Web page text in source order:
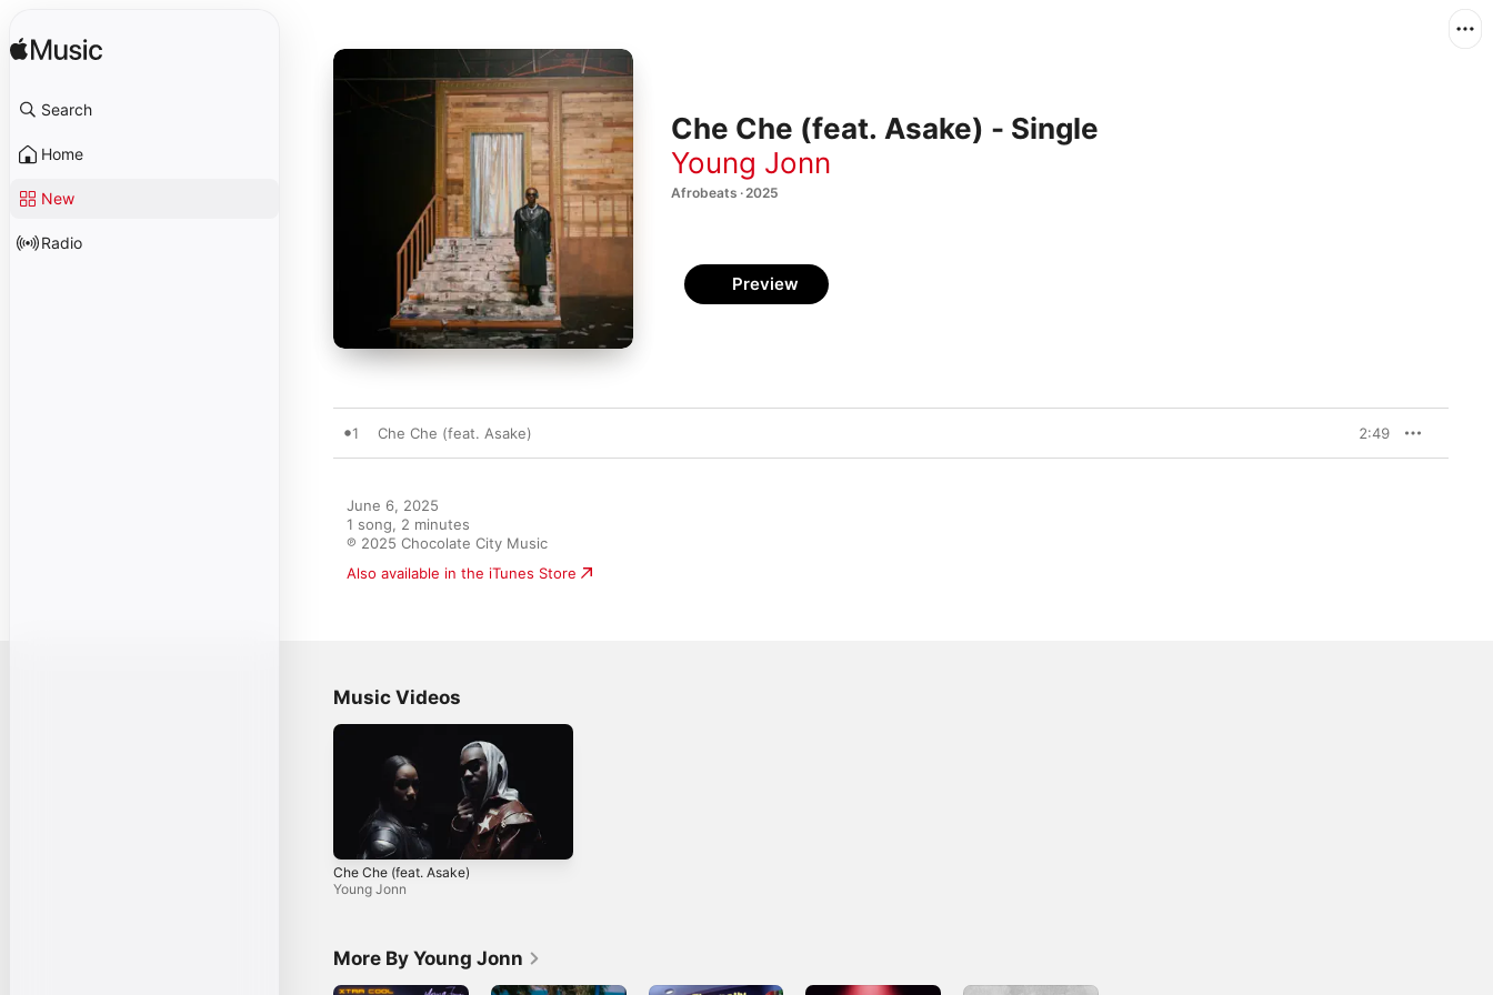
Search
Home
New
Radio
Che Che (feat. Asake) - Single
Young Jonn
Afrobeats · 2025
Preview
1 Che Che (feat. Asake) 2:49
June 6, 2025
1 song, 2 minutes
℗ 2025 Chocolate City Music
Also available in the iTunes Store
Music Videos
Che Che (feat. Asake)
Young Jonn
More By Young Jonn